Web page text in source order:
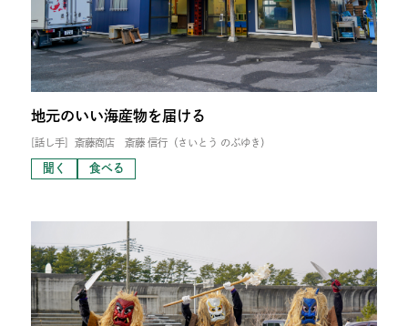
地元のいい海産物を届ける
[話し手] 斎藤商店 斎藤 信行（さいとう のぶゆき）
聞く 食べる